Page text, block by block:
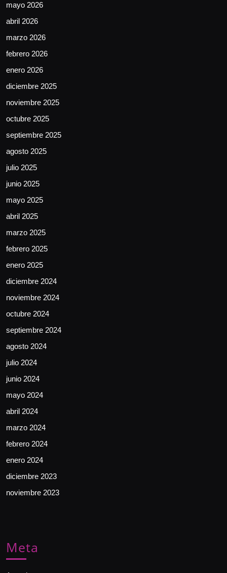
mayo 2026
abril 2026
marzo 2026
febrero 2026
enero 2026
diciembre 2025
noviembre 2025
octubre 2025
septiembre 2025
agosto 2025
julio 2025
junio 2025
mayo 2025
abril 2025
marzo 2025
febrero 2025
enero 2025
diciembre 2024
noviembre 2024
octubre 2024
septiembre 2024
agosto 2024
julio 2024
junio 2024
mayo 2024
abril 2024
marzo 2024
febrero 2024
enero 2024
diciembre 2023
noviembre 2023
Meta